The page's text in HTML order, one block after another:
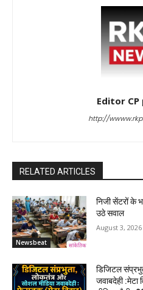
Editor CP
http://
RELATED ARTICLES
Newsbeat
निजी सेंटरों के
उठे सवाल
August 3, 2026
डिजिटल
जवाबदेही :मेटा